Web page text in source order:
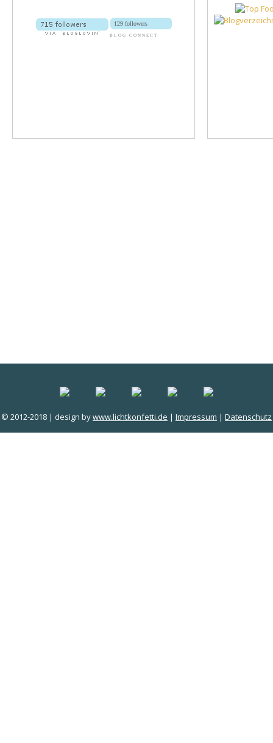
129 followers
BLOG CONNECT
© 2012-2018 | design bywww.lichtkonfetti.de | Impressum | Datenschutz